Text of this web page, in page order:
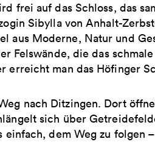
frei auf das Schloss, das
Sibylla von Anhalt-
aus Moderne, Natur und
Felswände, die das
erreicht man das Höfinger
nach Ditzingen. Dort
sich über
dem Weg zu folgen